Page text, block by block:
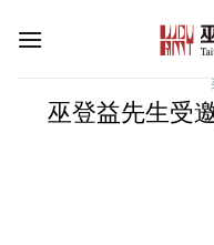
巫登益先生受